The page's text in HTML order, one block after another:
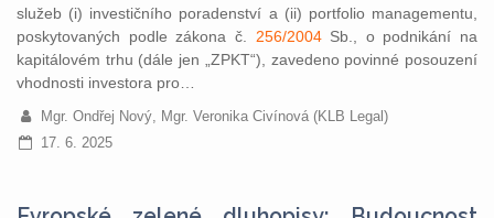
služeb (i) investičního poradenství a (ii) portfolio managementu,
poskytovaných podle zákona č. 256/2004Sb., o podnikání na
kapitálovém trhu (dále jen „ZPKT“), zavedeno povinné posouzení
vhodnosti investora pro…
Mgr. Ondřej Nový, Mgr. Veronika Civínová (KLB Legal)
17. 6. 2025